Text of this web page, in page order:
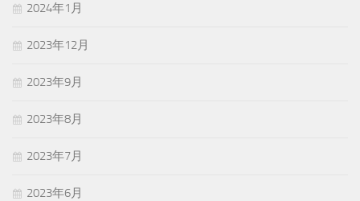
2024年1月
2023年12月
2023年9月
2023年8月
2023年7月
2023年6月